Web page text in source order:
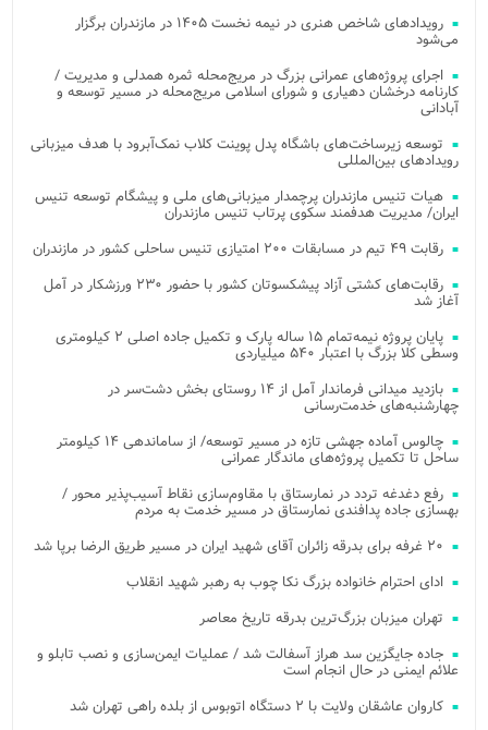
رویدادهای شاخص هنری در نیمه نخست ۱۴۰۵ در مازندران برگزار
می‌شود
اجرای پروژه‌های عمرانی بزرگ در مریج‌محله ثمره همدلی و مدیریت /
کارنامه درخشان دهیاری و شورای اسلامی مریج‌محله در مسیر توسعه و
آبادانی
توسعه زیرساخت‌های باشگاه پدل پوینت کلاب نمک‌آبرود با هدف میزبانی
رویدادهای بین‌المللی
هیات تنیس مازندران پرچمدار میزبانی‌های ملی و پیشگام توسعه تنیس
ایران/ مدیریت هدفمند سکوی پرتاب تنیس مازندران
رقابت ۴۹ تیم در مسابقات ۲۰۰ امتیازی تنیس ساحلی کشور در مازندران
رقابت‌های کشتی آزاد پیشکسوتان کشور با حضور ۲۳۰ ورزشکار در آمل
آغاز شد
پایان پروژه نیمه‌تمام ۱۵ ساله پارک و تکمیل جاده اصلی ۲ کیلومتری
وسطی کلا بزرگ با اعتبار ۵۴۰ میلیاردی
بازدید میدانی فرماندار آمل از ۱۴ روستای بخش دشت‌سر در
چهارشنبه‌های خدمت‌رسانی
چالوس آماده جهشی تازه در مسیر توسعه/ از ساماندهی ۱۴ کیلومتر
ساحل تا تکمیل پروژه‌های ماندگار عمرانی
رفع دغدغه تردد در نمارستاق با مقاوم‌سازی نقاط آسیب‌پذیر محور /
بهسازی جاده پدافندی نمارستاق در مسیر خدمت به مردم
۲۰ غرفه برای بدرقه زائران آقای شهید ایران در مسیر طریق الرضا برپا شد
ادای احترام خانواده بزرگ نکا چوب به رهبر شهید انقلاب
تهران میزبان بزرگ‌ترین بدرقه تاریخ معاصر
جاده جایگزین سد هراز آسفالت شد / عملیات ایمن‌سازی و نصب تابلو و
علائم ایمنی در حال انجام است
کاروان عاشقان ولایت با ۲ دستگاه اتوبوس از بلده راهی تهران شد